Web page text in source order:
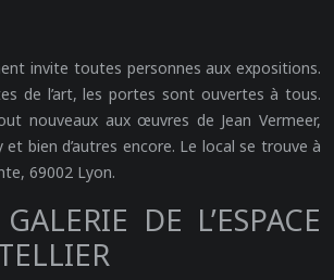
invite toutes personnes aux expositions.
de l’art, les portes sont ouvertes à tous.
nouveaux aux œuvres de Jean Vermeer,
et bien d’autres encore. Le local se trouve à
69002 Lyon.
DE L’ESPACE